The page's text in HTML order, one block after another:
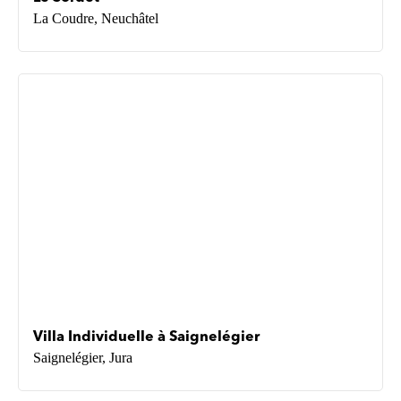
La Coudre, Neuchâtel
Villa Individuelle à Saignelégier
Saignelégier, Jura